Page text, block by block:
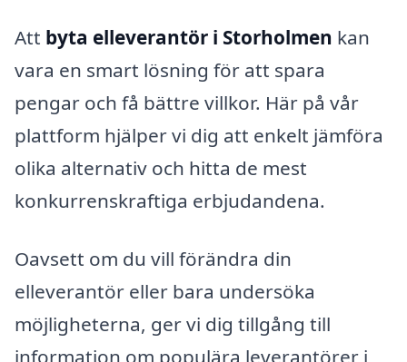
Att byta elleverantör i Storholmen kan
vara en smart lösning för att spara
pengar och få bättre villkor. Här på vår
plattform hjälper vi dig att enkelt jämföra
olika alternativ och hitta de mest
konkurrenskraftiga erbjudandena.
Oavsett om du vill förändra din
elleverantör eller bara undersöka
möjligheterna, ger vi dig tillgång till
information om populära leverantörer i